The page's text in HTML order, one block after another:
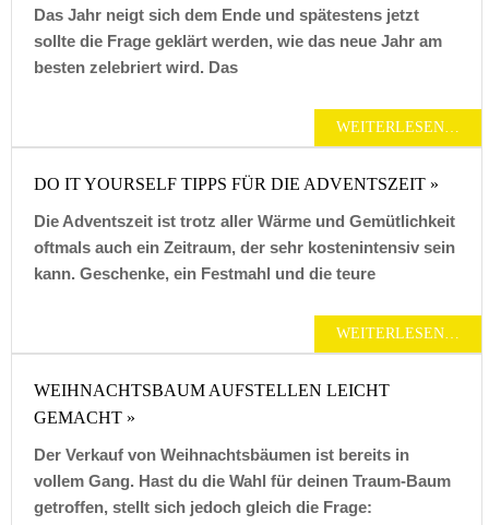
Das Jahr neigt sich dem Ende und spätestens jetzt
sollte die Frage geklärt werden, wie das neue Jahr am
besten zelebriert wird. Das
WEITERLESEN…
DO IT YOURSELF TIPPS FÜR DIE ADVENTSZEIT »
Die Adventszeit ist trotz aller Wärme und Gemütlichkeit
oftmals auch ein Zeitraum, der sehr kostenintensiv sein
kann. Geschenke, ein Festmahl und die teure
WEITERLESEN…
WEIHNACHTSBAUM AUFSTELLEN LEICHT
GEMACHT »
Der Verkauf von Weihnachtsbäumen ist bereits in
vollem Gang. Hast du die Wahl für deinen Traum-Baum
getroffen, stellt sich jedoch gleich die Frage: